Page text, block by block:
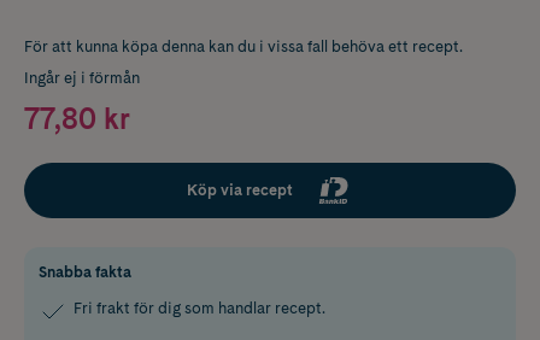
För att kunna köpa denna kan du i vissa fall behöva ett recept.
Ingår ej i förmån
77,80 kr
Köp via recept
Snabba fakta
Fri frakt för dig som handlar recept.